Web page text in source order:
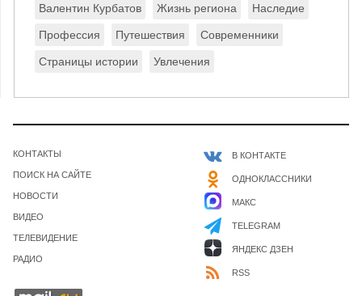
Валентин Курбатов Жизнь региона Наследие
Профессия Путешествия Современники
Страницы истории Увлечения
КОНТАКТЫ
ПОИСК НА САЙТЕ
НОВОСТИ
ВИДЕО
ТЕЛЕВИДЕНИЕ
РАДИО
В КОНТАКТЕ
ОДНОКЛАССНИКИ
МАКС
TELEGRAM
ЯНДЕКС ДЗЕН
RSS